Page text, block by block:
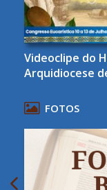
Videoclipe do
Arquidiocese
FOTOS